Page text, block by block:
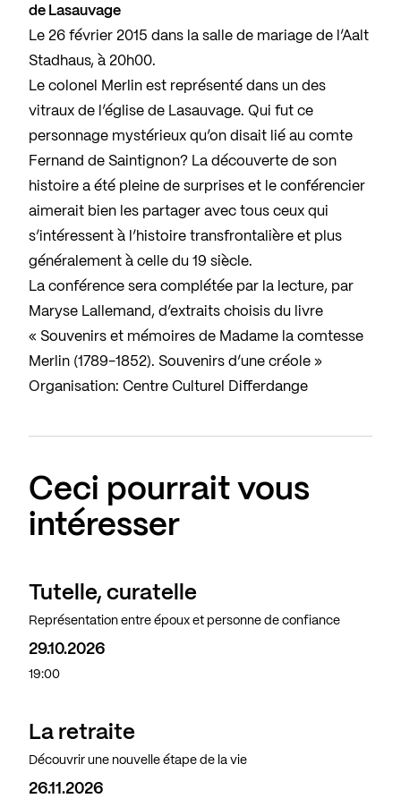
de Lasauvage
Le 26 février 2015 dans la salle de mariage de l’Aalt
Stadhaus, à 20h00.
Le colonel Merlin est représenté dans un des
vitraux de l’église de Lasauvage. Qui fut ce
personnage mystérieux qu’on disait lié au comte
Fernand de Saintignon? La découverte de son
histoire a été pleine de surprises et le conférencier
aimerait bien les partager avec tous ceux qui
s’intéressent à l’histoire transfrontalière et plus
généralement à celle du 19 siècle.
La conférence sera complétée par la lecture, par
Maryse Lallemand, d’extraits choisis du livre
« Souvenirs et mémoires de Madame la comtesse
Merlin (1789-1852). Souvenirs d’une créole »
Organisation: Centre Culturel Differdange
Ceci pourrait vous
intéresser
Tutelle, curatelle
Représentation entre époux et personne de confiance
29.10.2026
19:00
La retraite
Découvrir une nouvelle étape de la vie
26.11.2026